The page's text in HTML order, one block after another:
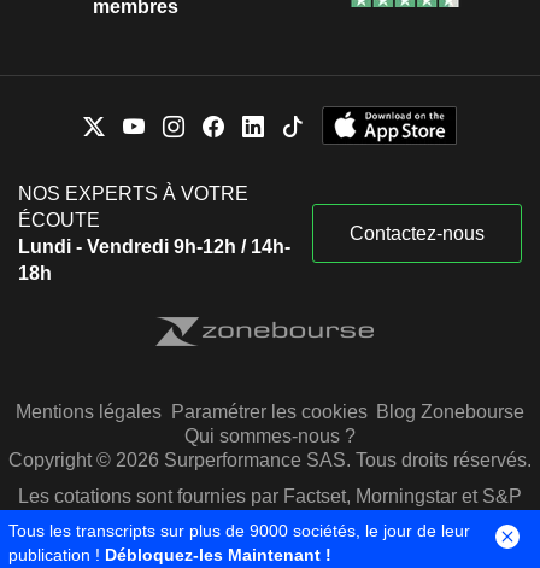
membres
NOS EXPERTS À VOTRE
ÉCOUTE
Lundi - Vendredi 9h-12h / 14h-
18h
Contactez-nous
Mentions légales Paramétrer les cookies Blog Zonebourse
Qui sommes-nous ?
Copyright © 2026 Surperformance SAS. Tous droits réservés.
Les cotations sont fournies par Factset, Morningstar et S&P
Capital IQ
Tous les transcripts sur plus de 9000 sociétés, le jour de leur
publication ! Débloquez-les Maintenant !